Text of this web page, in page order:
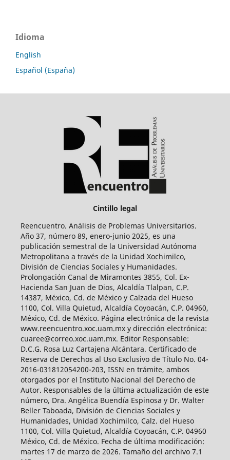
Idioma
English
Español (España)
Cintillo legal
Reencuentro. Análisis de Problemas Universitarios.
Año 37, número 89, enero-junio 2025, es una
publicación semestral de la Universidad Autónoma
Metropolitana a través de la Unidad Xochimilco,
División de Ciencias Sociales y Humanidades.
Prolongación Canal de Miramontes 3855, Col. Ex-
Hacienda San Juan de Dios, Alcaldía Tlalpan, C.P.
14387, México, Cd. de México y Calzada del Hueso
1100, Col. Villa Quietud, Alcaldía Coyoacán, C.P. 04960,
México, Cd. de México. Página electrónica de la revista
www.reencuentro.xoc.uam.mx y dirección electrónica:
cuaree@correo.xoc.uam.mx. Editor Responsable:
D.C.G. Rosa Luz Cartajena Alcántara. Certificado de
Reserva de Derechos al Uso Exclusivo de Título No. 04-
2016-031812054200-203, ISSN en trámite, ambos
otorgados por el Instituto Nacional del Derecho de
Autor. Responsables de la última actualización de este
número, Dra. Angélica Buendía Espinosa y Dr. Walter
Beller Taboada, División de Ciencias Sociales y
Humanidades, Unidad Xochimilco, Calz. del Hueso
1100, Col. Villa Quietud, Alcaldía Coyoacán, C.P. 04960
México, Cd. de México. Fecha de última modificación:
martes 17 de marzo de 2026. Tamaño del archivo 7.1